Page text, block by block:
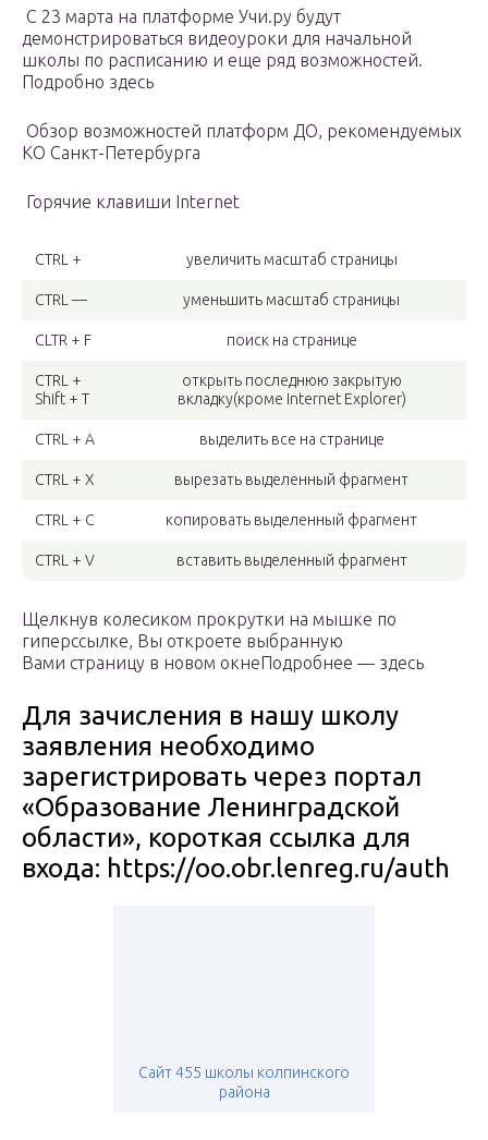
С 23 марта на платформе Учи.ру будут
демонстрироваться видеоуроки для начальной
школы по расписанию и еще ряд возможностей.
Подробно здесь
Обзор возможностей платформ ДО, рекомендуемых
КО Санкт-Петербурга
Горячие клавиши Internet
CTRL + увеличить масштаб страницы
CTRL — уменьшить масштаб страницы
CLTR + F поиск на странице
CTRL +
Shift + T
открыть последнюю закрытую
вкладку(кроме Internet Explorer)
CTRL + A выделить все на странице
CTRL + X вырезать выделенный фрагмент
CTRL + C копировать выделенный фрагмент
CTRL + V вставить выделенный фрагмент
Щелкнув колесиком прокрутки на мышке по
гиперссылке, Вы откроете выбранную
Вами страницу в новом окнеПодробнее — здесь
Для зачисления в нашу школу
заявления необходимо
зарегистрировать через портал
«Образование Ленинградской
области», короткая ссылка для
входа: https://oo.obr.lenreg.ru/auth
Сайт 455 школы колпинского
района